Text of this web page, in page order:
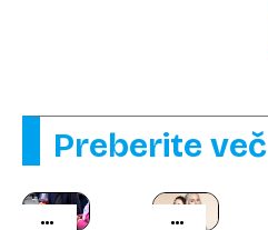
Preberite več
VPLIV
ŠTUDIJA